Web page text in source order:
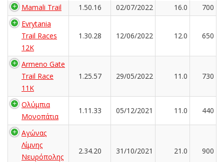
Mamali Trail
1.50.16 02/07/2022 16.0
700
Evrytania
Trail Races
12K
1.30.28 12/06/2022 12.0 650
Armeno Gate
Trail Race
11K
1.25.57 29/05/2022 11.0 730
Ολύμπια
Μονοπάτια
1.11.33 05/12/2021 11.0 440
Αγώνας
Λίμνης
Νευρόπολης
2.34.20 31/10/2021 21.0 900